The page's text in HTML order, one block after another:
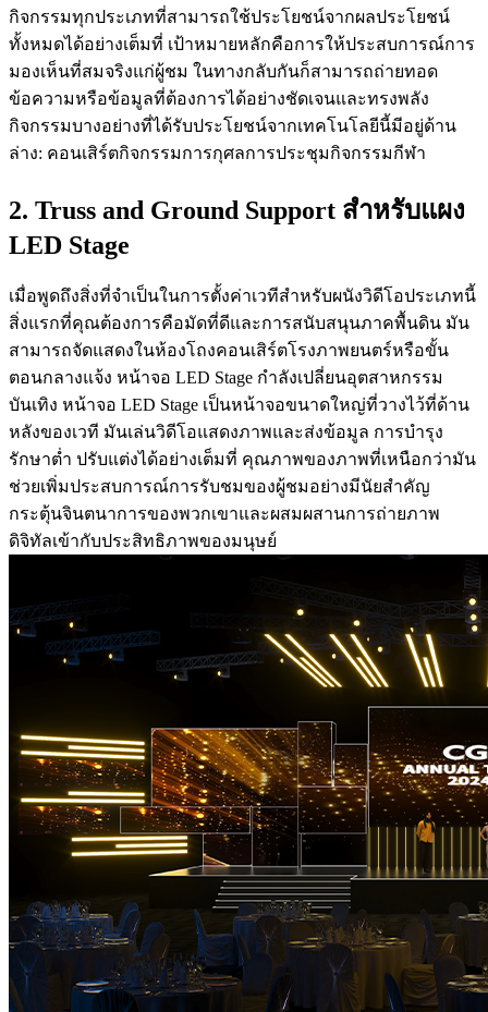
กิจกรรมทุกประเภทที่สามารถใช้ประโยชน์จากผลประโยชน์
ทั้งหมดได้อย่างเต็มที่ เป้าหมายหลักคือการให้ประสบการณ์การ
มองเห็นที่สมจริงแก่ผู้ชม ในทางกลับกันก็สามารถถ่ายทอด
ข้อความหรือข้อมูลที่ต้องการได้อย่างชัดเจนและทรงพลัง
กิจกรรมบางอย่างที่ได้รับประโยชน์จากเทคโนโลยีนี้มีอยู่ด้าน
ล่าง: คอนเสิร์ตกิจกรรมการกุศลการประชุมกิจกรรมกีฬา
2. Truss and Ground Support สำหรับแผง
LED Stage
เมื่อพูดถึงสิ่งที่จำเป็นในการตั้งค่าเวทีสำหรับผนังวิดีโอประเภทนี้
สิ่งแรกที่คุณต้องการคือมัดที่ดีและการสนับสนุนภาคพื้นดิน มัน
สามารถจัดแสดงในห้องโถงคอนเสิร์ตโรงภาพยนตร์หรือขั้น
ตอนกลางแจ้ง หน้าจอ LED Stage กำลังเปลี่ยนอุตสาหกรรม
บันเทิง หน้าจอ LED Stage เป็นหน้าจอขนาดใหญ่ที่วางไว้ที่ด้าน
หลังของเวที มันเล่นวิดีโอแสดงภาพและส่งข้อมูล การบำรุง
รักษาต่ำ ปรับแต่งได้อย่างเต็มที่ คุณภาพของภาพที่เหนือกว่ามัน
ช่วยเพิ่มประสบการณ์การรับชมของผู้ชมอย่างมีนัยสำคัญ
กระตุ้นจินตนาการของพวกเขาและผสมผสานการถ่ายภาพ
ดิจิทัลเข้ากับประสิทธิภาพของมนุษย์